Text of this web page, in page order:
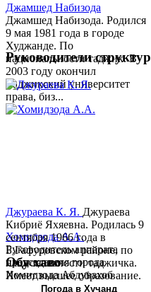
Джамшед Набизода
Джамшед Набизода. Родился
9 мая 1981 года в городе
Худжанде. По
национальности таджик. В
2003 году окончил
Таджикский университет
права, биз...
Хомидзода А.А.
Руководитель аппарата
председателя города
Хомидзода Абдувахоб
Абдумаджид родился 8
Руководители структур
Джураева К. Я. Джураева
Кибриё Яхяевна. Родилась 9
сентября 1966 года в
Б.Гафуровском районе, по
национальности таджичка.
Имеет высшее образование.
В 1997 ...
Обу хаво
Погода в Хуҷанд